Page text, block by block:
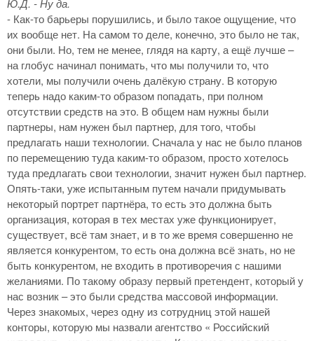
Ю.Д. - Ну да.
- Как-то барьеры порушились, и было такое ощущение, что
их вообще нет. На самом то деле, конечно, это было не так,
они были. Но, тем не менее, глядя на карту, а ещё лучше –
на глобус начинал понимать, что мы получили то, что
хотели, мы получили очень далёкую страну. В которую
теперь надо каким-то образом попадать, при полном
отсутствии средств на это. В общем нам нужны были
партнеры, нам нужен был партнер, для того, чтобы
предлагать наши технологии. Сначала у нас не было планов
по перемещению туда каким-то образом, просто хотелось
туда предлагать свои технологии, значит нужен был партнер.
Опять-таки, уже испытанным путем начали придумывать
некоторый портрет партнёра, то есть это должна быть
организация, которая в тех местах уже функционирует,
существует, всё там знает, и в то же время совершенно не
является конкурентом, то есть она должна всё знать, но не
быть конкурентом, не входить в противоречия с нашими
желаниями. По такому образу первый претендент, который у
нас возник – это были средства массовой информации.
Через знакомых, через одну из сотрудниц этой нашей
конторы, которую мы назвали агентство « Российский